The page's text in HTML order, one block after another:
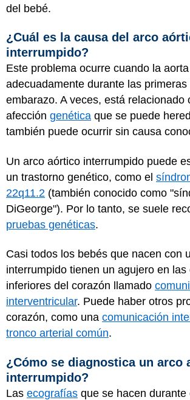
del bebé.
¿Cuál es la causa del arco
interrumpido?
Este problema ocurre cuando la
adecuadamente durante las primeras
embarazo. A veces, está relacionado
afección genética que se puede
también puede ocurrir sin causa
Un arco aórtico interrumpido puede
un trastorno genético, como el
22q11.2 (también conocido como
DiGeorge"). Por lo tanto, se suele
pruebas genéticas.
Casi todos los bebés que nacen con
interrumpido tienen un agujero en las
inferiores del corazón llamado
interventricular. Puede haber otros
corazón, como una comunicación
tronco arterial común.
¿Cómo se diagnostica un arco
interrumpido?
Las ecografías que se hacen durante